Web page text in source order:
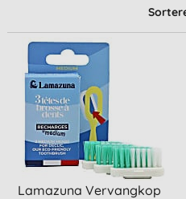
Lamazuna Vervangkop